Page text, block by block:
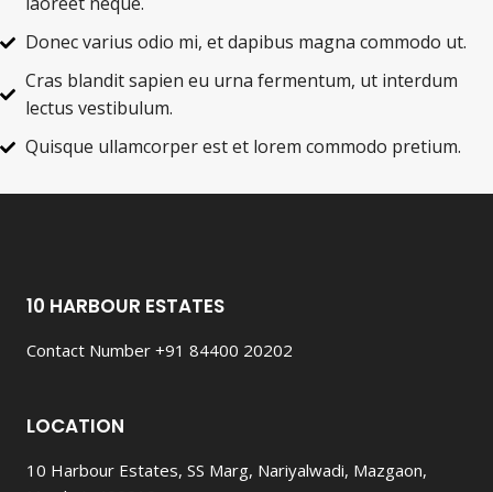
Donec varius odio mi, et dapibus magna commodo ut.
Cras blandit sapien eu urna fermentum, ut interdum
lectus vestibulum.
Quisque ullamcorper est et lorem commodo pretium.
10 HARBOUR ESTATES
Contact Number +91 84400 20202
LOCATION
10 Harbour Estates, SS Marg, Nariyalwadi, Mazgaon,